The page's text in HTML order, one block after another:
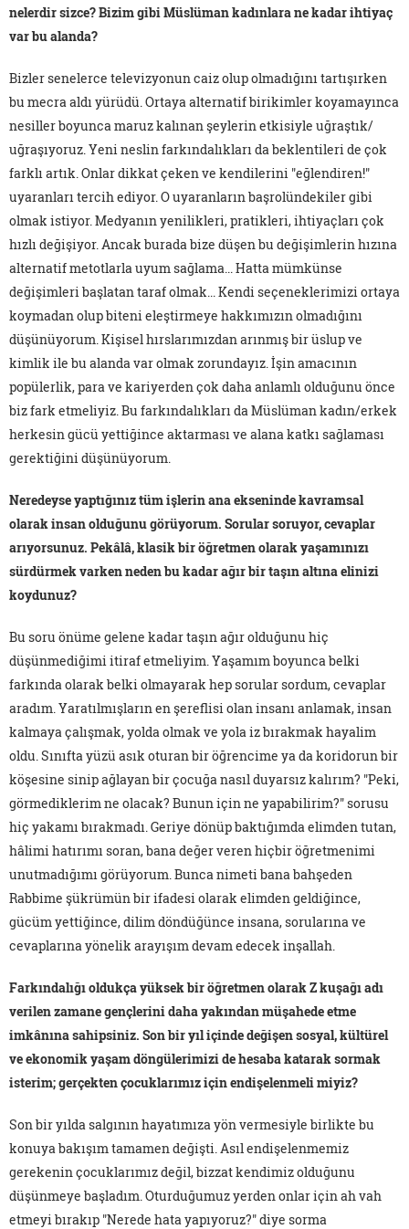
nelerdir sizce? Bizim gibi Müslüman kadınlara ne kadar ihtiyaç
var bu alanda?
Bizler senelerce televizyonun caiz olup olmadığını tartışırken
bu mecra aldı yürüdü. Ortaya alternatif birikimler koyamayınca
nesiller boyunca maruz kalınan şeylerin etkisiyle uğraştık/
uğraşıyoruz. Yeni neslin farkındalıkları da beklentileri de çok
farklı artık. Onlar dikkat çeken ve kendilerini "eğlendiren!"
uyaranları tercih ediyor. O uyaranların başrolündekiler gibi
olmak istiyor. Medyanın yenilikleri, pratikleri, ihtiyaçları çok
hızlı değişiyor. Ancak burada bize düşen bu değişimlerin hızına
alternatif metotlarla uyum sağlama... Hatta mümkünse
değişimleri başlatan taraf olmak... Kendi seçeneklerimizi ortaya
koymadan olup biteni eleştirmeye hakkımızın olmadığını
düşünüyorum. Kişisel hırslarımızdan arınmış bir üslup ve
kimlik ile bu alanda var olmak zorundayız. İşin amacının
popülerlik, para ve kariyerden çok daha anlamlı olduğunu önce
biz fark etmeliyiz. Bu farkındalıkları da Müslüman kadın/erkek
herkesin gücü yettiğince aktarması ve alana katkı sağlaması
gerektiğini düşünüyorum.
Neredeyse yaptığınız tüm işlerin ana ekseninde kavramsal
olarak insan olduğunu görüyorum. Sorular soruyor, cevaplar
arıyorsunuz. Pekâlâ, klasik bir öğretmen olarak yaşamınızı
sürdürmek varken neden bu kadar ağır bir taşın altına elinizi
koydunuz?
Bu soru önüme gelene kadar taşın ağır olduğunu hiç
düşünmediğimi itiraf etmeliyim. Yaşamım boyunca belki
farkında olarak belki olmayarak hep sorular sordum, cevaplar
aradım. Yaratılmışların en şereflisi olan insanı anlamak, insan
kalmaya çalışmak, yolda olmak ve yola iz bırakmak hayalim
oldu. Sınıfta yüzü asık oturan bir öğrencime ya da koridorun bir
köşesine sinip ağlayan bir çocuğa nasıl duyarsız kalırım? "Peki,
görmediklerim ne olacak? Bunun için ne yapabilirim?" sorusu
hiç yakamı bırakmadı. Geriye dönüp baktığımda elimden tutan,
hâlimi hatırımı soran, bana değer veren hiçbir öğretmenimi
unutmadığımı görüyorum. Bunca nimeti bana bahşeden
Rabbime şükrümün bir ifadesi olarak elimden geldiğince,
gücüm yettiğince, dilim döndüğünce insana, sorularına ve
cevaplarına yönelik arayışım devam edecek inşallah.
Farkındalığı oldukça yüksek bir öğretmen olarak Z kuşağı adı
verilen zamane gençlerini daha yakından müşahede etme
imkânına sahipsiniz. Son bir yıl içinde değişen sosyal, kültürel
ve ekonomik yaşam döngülerimizi de hesaba katarak sormak
isterim; gerçekten çocuklarımız için endişelenmeli miyiz?
Son bir yılda salgının hayatımıza yön vermesiyle birlikte bu
konuya bakışım tamamen değişti. Asıl endişelenmemiz
gerekenin çocuklarımız değil, bizzat kendimiz olduğunu
düşünmeye başladım. Oturduğumuz yerden onlar için ah vah
etmeyi bırakıp "Nerede hata yapıyoruz?" diye sorma